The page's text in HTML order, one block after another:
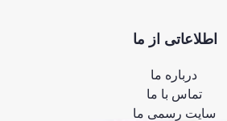
اطلاعاتی از ما
درباره ما
تماس با ما
سایت رسمی ما